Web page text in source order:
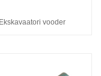
Ekskavaatori vooder